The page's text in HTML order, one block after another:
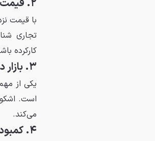
۲. قیمت بالا در برابر برندهای شناخته‌شده
تجاری
کارکرده
۳. بازار دست دوم نامشخص
یکی از
است.
می‌کند.
۴. کمبود شبکه خدمات